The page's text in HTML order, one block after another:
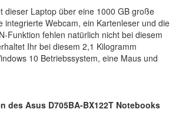
dieser Laptop über eine 1000 GB große
integrierte Webcam, ein Kartenleser und die
Funktion fehlen natürlich nicht bei diesem
Ihr bei diesem 2,1 Kilogramm
10 Betriebssystem, eine Maus und
des Asus D705BA-BX122T Notebooks